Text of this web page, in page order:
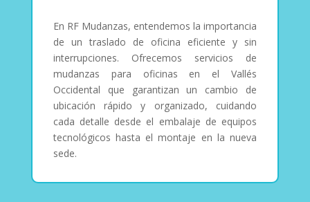
En RF Mudanzas, entendemos la importancia
de un traslado de oficina eficiente y sin
interrupciones. Ofrecemos servicios de
mudanzas para oficinas en el Vallés
Occidental que garantizan un cambio de
ubicación rápido y organizado, cuidando
cada detalle desde el embalaje de equipos
tecnológicos hasta el montaje en la nueva
sede.